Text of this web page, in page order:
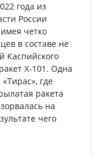
года из
России
четко
в составе не
Каспийского
Х-101. Одна
где
ракета
на
чего